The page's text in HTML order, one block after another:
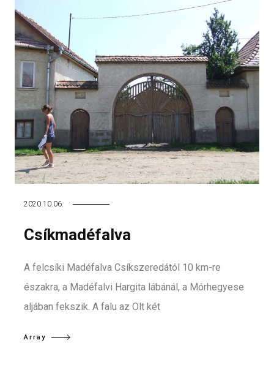
2020.10.06.
Csíkmadéfalva
A felcsíki Madéfalva Csíkszeredától 10 km-re
északra, a Madéfalvi Hargita lábánál, a Mórhegyese
aljában fekszik. A falu az Olt két
Array